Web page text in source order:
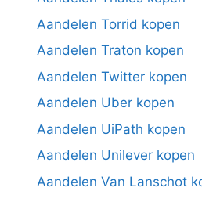
Aandelen Torrid kopen
Aandelen Traton kopen
Aandelen Twitter kopen
Aandelen Uber kopen
Aandelen UiPath kopen
Aandelen Unilever kopen
Aandelen Van Lanschot